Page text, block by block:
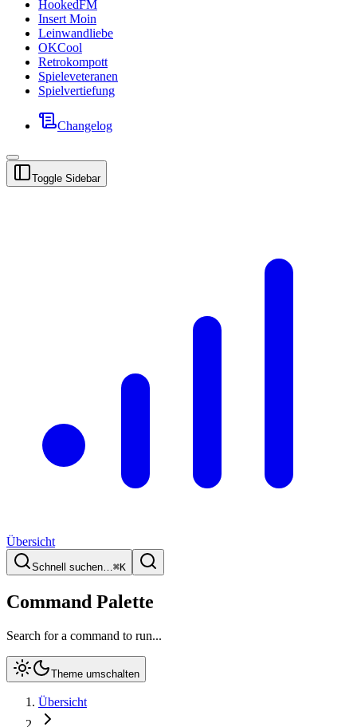
HookedFM
Insert Moin
Leinwandliebe
OKCool
Retrokompott
Spieleveteranen
Spielvertiefung
Changelog
Toggle Sidebar
Übersicht
Schnell suchen…⌘K
Command Palette
Search for a command to run...
Theme umschalten
Übersicht